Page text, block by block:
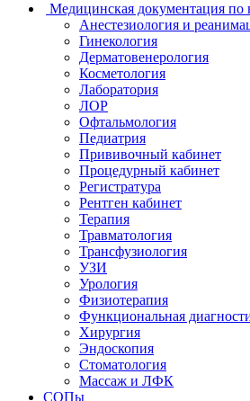
Медицинская документация по
Анестезиология и
Гинекология
Дерматовенерология
Косметология
Лаборатория
ЛОР
Офтальмология
Педиатрия
Прививочный кабинет
Процедурный кабинет
Регистратура
Рентген кабинет
Терапия
Травматология
Трансфузиология
УЗИ
Урология
Физиотерапия
Функциональная
Хирургия
Эндоскопия
Стоматология
Массаж и ЛФК
СОПы